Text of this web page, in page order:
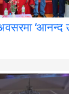
‘आनन्द